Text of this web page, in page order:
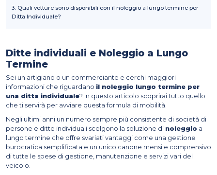
Quali vetture sono disponibili con il noleggio a lungo termine per
Ditta Individuale?
Ditte individuali e Noleggio a Lungo
Termine
Sei un artigiano o un commerciante e cerchi maggiori
informazioni che riguardano il noleggio lungo termine per
una ditta individuale? In questo articolo scoprirai tutto quello
che ti servirà per avviare questa formula di mobilità.
Negli ultimi anni un numero sempre più consistente di società di
persone e ditte individuali scelgono la soluzione di noleggio a
lungo termine che offre svariati vantaggi come una gestione
burocratica semplificata e un unico canone mensile comprensivo
di tutte le spese di gestione, manutenzione e servizi vari del
veicolo.